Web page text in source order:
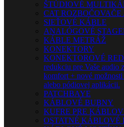
ŠTÚDIOVÉ
CAT ROZBOČOVAČE
SIEŤOVÉ KÁBLE
ANALÓGOVÉ
KÁBLE METRÁŽ
KONEKTORY
KONEKTOROVÉ
redukciu pre Vaše audio
komfort + nové
alebo pódiovej aplikácii.
PATCHBAYE
KÁBLOVÉ BUBNY
KUFRE PRE
OSTATNÉ KÁBLOVÉ